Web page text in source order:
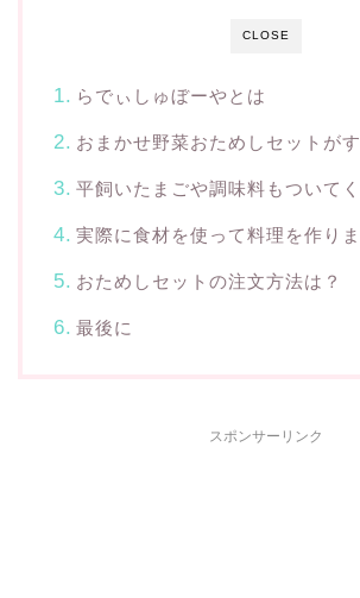
CLOSE
らでぃしゅぼーやとは
おまかせ野菜おためしセットがす
平飼いたまごや調味料もついて
実際に食材を使って料理を作り
おためしセットの注文方法は？
最後に
スポンサーリンク